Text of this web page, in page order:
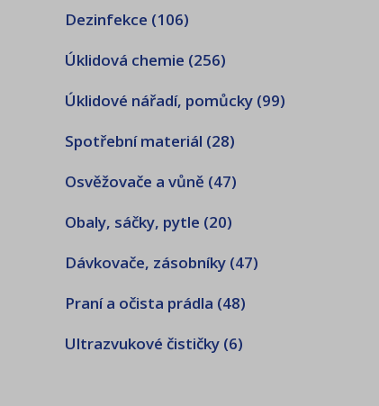
Dezinfekce (106)
Úklidová chemie (256)
Úklidové nářadí, pomůcky (99)
Spotřební materiál (28)
Osvěžovače a vůně (47)
Obaly, sáčky, pytle (20)
Dávkovače, zásobníky (47)
Praní a očista prádla (48)
Ultrazvukové čističky (6)